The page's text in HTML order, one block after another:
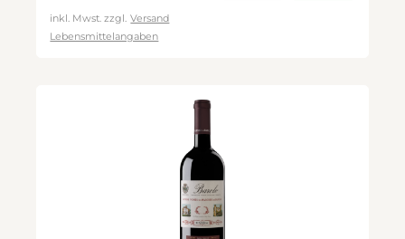
inkl. Mwst. zzgl. Versand
Lebensmittelangaben